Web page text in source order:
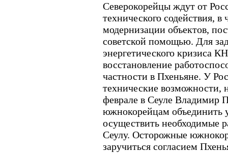
Северокорейцы ждут от
технического содействия,
модернизации объектов,
советской помощью. Для
энергетического кризиса
восстановление
частности в Пхеньяне. У
технические возможности,
феврале в Сеуле Владимир
южнокорейцам объединить
осуществить необходимые
Сеулу. Осторожные
заручиться согласием